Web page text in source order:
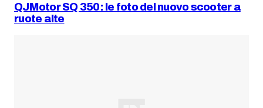
QJMotor SQ 350: le foto del nuovo scooter a
ruote alte